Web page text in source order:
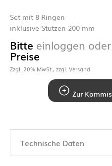
Set mit 8 Ringen
inklusive Stutzen 200 mm
Bitte einloggen
Preise
Zzgl. 20% MwSt., zzgl. Versand
Zur
Technische Daten